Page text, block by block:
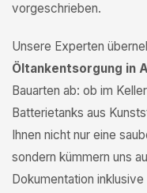
vorgeschrieben.
Unsere Experten
Öltankentsorgung in
Bauarten ab: ob im
Batterietanks aus
Ihnen nicht nur eine
sondern kümmern uns
Dokumentation inklusive